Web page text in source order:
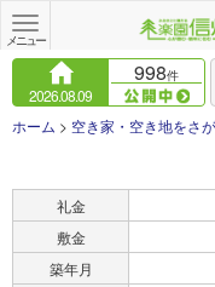
Toggle
navigation
メニュー
2026.08.09
998件
ホーム > 空き家・空き地をさ
礼金
敷金
築年月